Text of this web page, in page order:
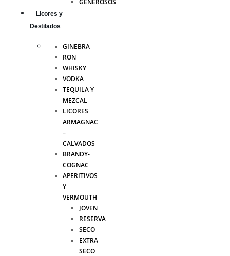
GENEROSOS
Licores y
Destilados
GINEBRA
RON
WHISKY
VODKA
TEQUILA Y
MEZCAL
LICORES
ARMAGNAC
–
CALVADOS
BRANDY-
COGNAC
APERITIVOS
Y
VERMOUTH
JOVEN
RESERVA
SECO
EXTRA
SECO